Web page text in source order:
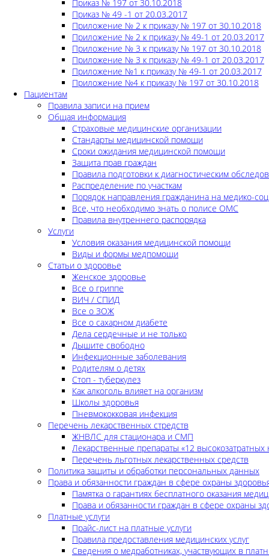
Приказ № 197 от 30.10.2018
Приказ № 49 -1 от 20.03.2017
Приложение № 2 к приказу № 197 от 30.10.2018
Приложение № 2 к приказу № 49-1 от 20.03.2017
Приложение № 3 к приказу № 197 от 30.10.2018
Приложение № 3 к приказу № 49-1 от 20.03.2017
Приложение №1 к приказу № 49-1 от 20.03.2017
Приложение №4 к приказу № 197 от 30.10.2018
Пациентам
Правила записи на прием
Общая информация
Страховые медицинские организации
Стандарты медицинской помощи
Сроки ожидания медицинской помощи
Защита прав граждан
Правила подготовки к диагностическим
Распределение по участкам
Порядок направления гражданина на медико-
Все, что необходимо знать о полисе ОМС
Правила внутреннего распорядка
Услуги
Условия оказания медицинской помощи
Виды и формы медпомощи
Статьи о здоровье
Женское здоровье
Все о гриппе
ВИЧ / СПИД
Все о ЗОЖ
Все о сахарном диабете
Дела сердечные и не только
Дышите свободно
Инфекционные заболевания
Родителям о детях
Стоп - туберкулез
Как алкоголь влияет на организм
Школы здоровья
Пневмококковая инфекция
Перечень лекарственных стредств
ЖНВЛС для стационара и СМП
Лекарственные препараты «12 высокозатратных
Перечень льготных лекарственных средств
Политика защиты и обработки персональных данных
Права и обязанности граждан в сфере охраны
Памятка о гарантиях бесплатного оказания
Права и обязанности граждан в сфере охраны
Платные услуги
Прайс-лист на платные услуги
Правила предоставления медицинских услуг
Сведения о медработниках, участвующих в